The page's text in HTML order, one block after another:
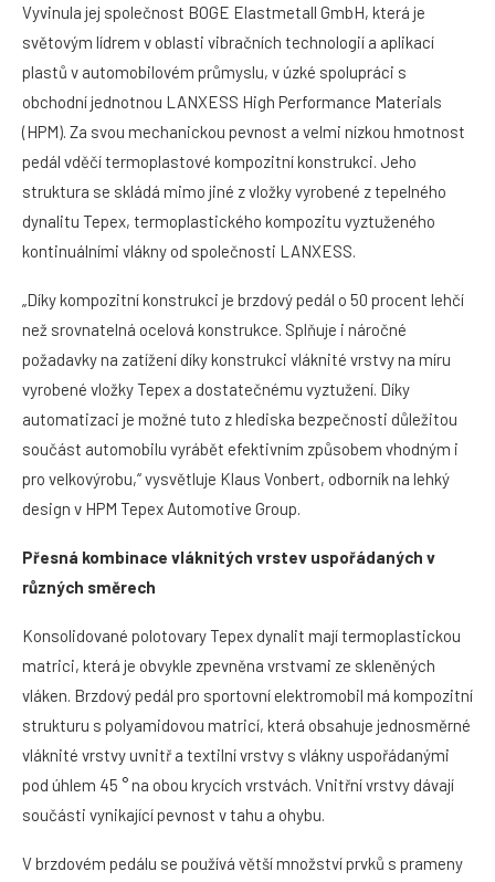
Vyvinula jej společnost BOGE Elastmetall GmbH, která je
světovým lídrem v oblasti vibračních technologií a aplikací
plastů v automobilovém průmyslu, v úzké spolupráci s
obchodní jednotnou LANXESS High Performance Materials
(HPM). Za svou mechanickou pevnost a velmi nízkou hmotnost
pedál vděčí termoplastové kompozitní konstrukci. Jeho
struktura se skládá mimo jiné z vložky vyrobené z tepelného
dynalitu Tepex, termoplastického kompozitu vyztuženého
kontinuálními vlákny od společnosti LANXESS.
„Díky kompozitní konstrukci je brzdový pedál o 50 procent lehčí
než srovnatelná ocelová konstrukce. Splňuje i náročné
požadavky na zatížení díky konstrukci vláknité vrstvy na míru
vyrobené vložky Tepex a dostatečnému vyztužení. Díky
automatizaci je možné tuto z hlediska bezpečnosti důležitou
součást automobilu vyrábět efektivním způsobem vhodným i
pro velkovýrobu,“ vysvětluje Klaus Vonbert, odborník na lehký
design v HPM Tepex Automotive Group.
Přesná kombinace vláknitých vrstev uspořádaných v
různých směrech
Konsolidované polotovary Tepex dynalit mají termoplastickou
matrici, která je obvykle zpevněna vrstvami ze skleněných
vláken. Brzdový pedál pro sportovní elektromobil má kompozitní
strukturu s polyamidovou matricí, která obsahuje jednosměrné
vláknité vrstvy uvnitř a textilní vrstvy s vlákny uspořádanými
pod úhlem 45 ° na obou krycích vrstvách. Vnitřní vrstvy dávají
součásti vynikající pevnost v tahu a ohybu.
V brzdovém pedálu se používá větší množství prvků s prameny